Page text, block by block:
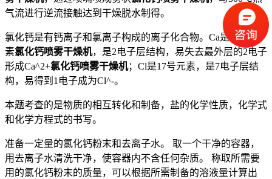
气流进行逆流接触达到干燥脱水制得。
氯化钙是有钙离子和氯离子构成的离子化合物。Ca是20号元
素氯化钙喷雾干燥机，是2电子层结构，易失去最外层的2电子
形成Ca^2+氯化钙喷雾干燥机；Cl是17号元素，是7电子层结
构，易得到1电子成为Cl^-。
本题考查的是物质的相互转化和制备，盐的化学性质，化学式
和化学方程式的书写。
准备一定量的氯化钙粉末和去离子水。 取一个干净的容器，
用去离子水清洗干净，使容器内不含任何杂质。 称取所需要
用的氯化钙粉末的质量，可以根据所需制备的溶液量计算出